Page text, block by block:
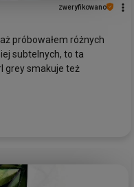
zweryfikowano
próbowałem różnych
subtelnych, to ta
grey smakuje też